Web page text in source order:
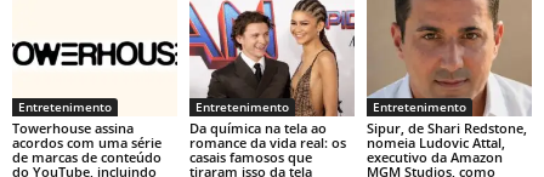
Entretenimento
Towerhouse assina
acordos com uma série
de marcas de conteúdo
do YouTube, incluindo
Entretenimento
Da química na tela ao
romance da vida real: os
casais famosos que
tiraram isso da tela
Entretenimento
Sipur, de Shari Redstone,
nomeia Ludovic Attal,
executivo da Amazon
MGM Studios, como